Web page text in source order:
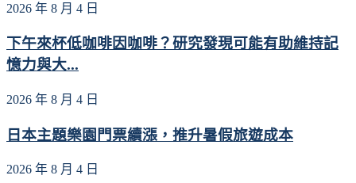
2026 年 8 月 4 日
下午來杯低咖啡因咖啡？研究發現可能有助維持記
憶力與大...
2026 年 8 月 4 日
日本主題樂園門票續漲，推升暑假旅遊成本
2026 年 8 月 4 日